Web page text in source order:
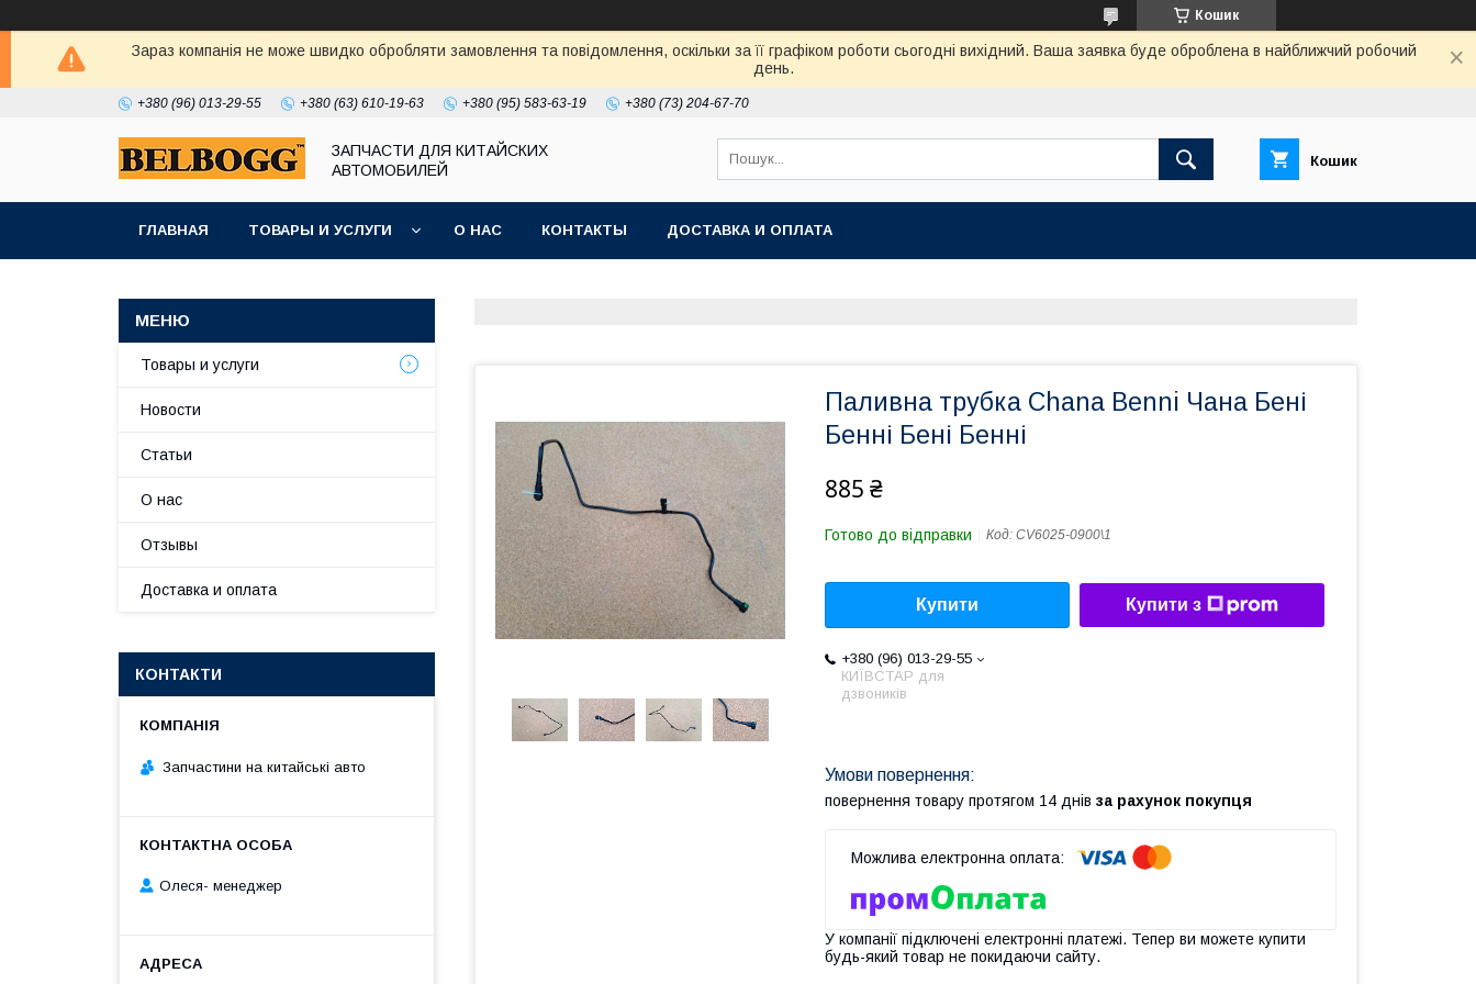
Кошик
Зараз компанія не може швидко обробляти замовлення та повідомлення, оскільки за її графіком роботи сьогодні вихідний. Ваша заявка буде оброблена в найближчий робочий
день.
+380 (96) 013-29-55 +380 (63) 610-19-63 +380 (95) 583-63-19 +380 (73) 204-67-70
ЗАПЧАСТИ ДЛЯ КИТАЙСКИХ
АВТОМОБИЛЕЙ
Кошик
ГЛАВНАЯ ТОВАРЫ И УСЛУГИ О НАС КОНТАКТЫ ДОСТАВКА И ОПЛАТА
Паливна трубка Сhana Benni Чана Бені
Бенні Бені Бенні
885 ₴
Готово до відправки Код: CV6025-0900\1
Купити Купити з
+380 (96) 013-29-55
КИЇВСТАР для
дзвоників
повернення товару протягом 14 днів за рахунок покупця
У компанії підключені електронні платежі. Тепер ви можете купити
будь-який товар не покидаючи сайту.
Товары и услуги
Новости
Статьи
О нас
Отзывы
Доставка и оплата
КОНТАКТИ
Запчастини на китайські авто
Олеся- менеджер